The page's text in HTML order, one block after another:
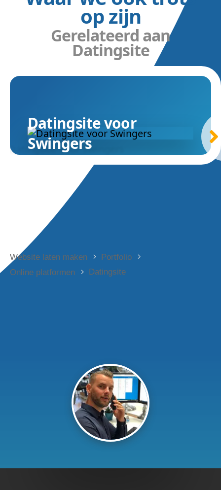
op zijn
Gerelateerd aan
Datingsite
Datingsite voor
Swingers
Website laten maken
Portfolio
Online platformen
Datingsite